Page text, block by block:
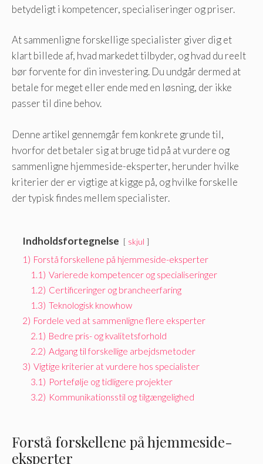
betydeligt i kompetencer, specialiseringer og priser.
At sammenligne forskellige specialister giver dig et
klart billede af, hvad markedet tilbyder, og hvad du reelt
bør forvente for din investering. Du undgår dermed at
betale for meget eller ende med en løsning, der ikke
passer til dine behov.
Denne artikel gennemgår fem konkrete grunde til,
hvorfor det betaler sig at bruge tid på at vurdere og
sammenligne hjemmeside-eksperter, herunder hvilke
kriterier der er vigtige at kigge på, og hvilke forskelle
der typisk findes mellem specialister.
Indholdsfortegnelse skjul
1) Forstå forskellene på hjemmeside-eksperter
1.1) Varierede kompetencer og specialiseringer
1.2) Certificeringer og brancheerfaring
1.3) Teknologisk knowhow
2) Fordele ved at sammenligne flere eksperter
2.1) Bedre pris- og kvalitetsforhold
2.2) Adgang til forskellige arbejdsmetoder
3) Vigtige kriterier at vurdere hos specialister
3.1) Portefølje og tidligere projekter
3.2) Kommunikationsstil og tilgængelighed
Forstå forskellene på hjemmeside-
eksperter